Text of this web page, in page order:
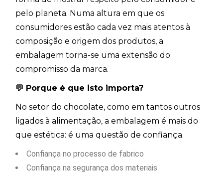
pelo planeta. Numa altura em que os
consumidores estão cada vez mais atentos à
composição e origem dos produtos, a
embalagem torna-se uma extensão do
compromisso da marca.
💬 Porque é que isto importa?
No setor do chocolate, como em tantos outros
ligados à alimentação, a embalagem é mais do
que estética: é uma questão de confiança.
Confiança no processo de fabrico
Confiança na segurança dos materiais